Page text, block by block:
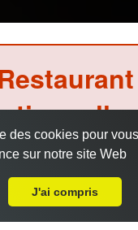
Panier
ce
(Précommande possible)
des cookies pour
sur notre site Web
J'ai compris